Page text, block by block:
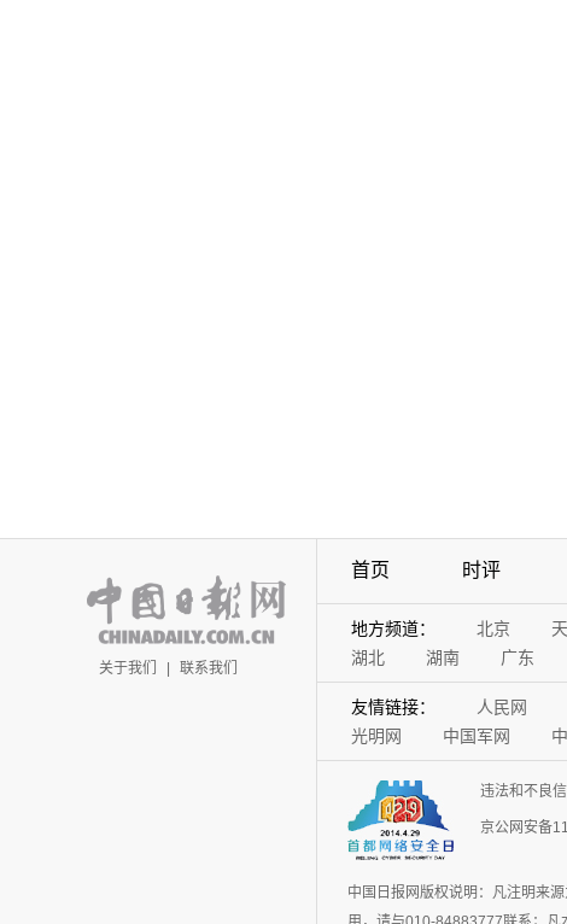
关于我们 | 联系我们
首页 时评
地方频道： 北京
湖北
湖南 广东
友情链接： 人民网
光明网
中国军网
违法和不良
京公网安备
中国日报网版权说明：凡注明来